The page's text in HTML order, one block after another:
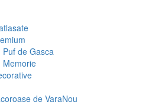
Puf de Gasca
Memorie
de VaraNou